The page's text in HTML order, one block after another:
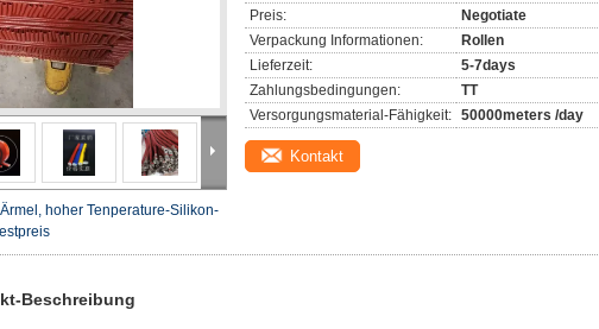
hoher Tenperature-Silikon-
Preis:
Negotiate
Verpackung Informationen:
Rollen
Lieferzeit:
5-7days
Zahlungsbedingungen:
TT
Versorgungsmaterial-Fähigkeit: 50000meters /day
Kontakt
Beschreibung